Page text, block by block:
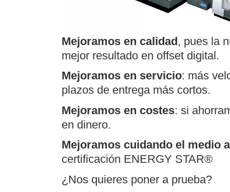
Mejoramos en calidad, pues la
mejor resultado en offset digital.
Mejoramos en servicio: más
plazos de entrega más cortos.
Mejoramos en costes: si
en dinero.
Mejoramos cuidando el medio
certificación ENERGY STAR®
¿Nos quieres poner a prueba?